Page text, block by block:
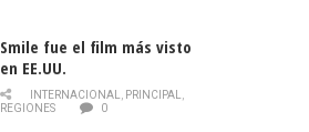
Smile fue el film más visto
en EE.UU.
INTERNACIONAL, PRINCIPAL,
REGIONES
0